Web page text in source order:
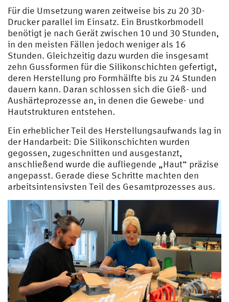
Für die Umsetzung waren zeitweise bis zu 20 3D-
Drucker parallel im Einsatz. Ein Brustkorbmodell
benötigt je nach Gerät zwischen 10 und 30 Stunden,
in den meisten Fällen jedoch weniger als 16
Stunden. Gleichzeitig dazu wurden die insgesamt
zehn Gussformen für die Silikonschichten gefertigt,
deren Herstellung pro Formhälfte bis zu 24 Stunden
dauern kann. Daran schlossen sich die Gieß- und
Aushärteprozesse an, in denen die Gewebe- und
Hautstrukturen entstehen.
Ein erheblicher Teil des Herstellungsaufwands lag in
der Handarbeit: Die Silikonschichten wurden
gegossen, zugeschnitten und ausgestanzt,
anschließend wurde die aufliegende „Haut“ präzise
angepasst. Gerade diese Schritte machten den
arbeitsintensivsten Teil des Gesamtprozesses aus.